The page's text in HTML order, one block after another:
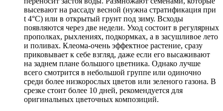
высевают на рассаду весной (нужна стратификация при
t 4°C) или в открытый грунт под зиму. Всходы
появляются через две недели. Уход состоит в регулярных
прополках, рыхлениях, подкормках, а в засушливое лето
и поливах. Клеома-очень эффектное растение, сразу
приковывает к себе взгляд, даже если его высаживают
на заднем плане большого цветника. Однако лучше
всего смотрится в небольшой группе или одиночно
среди более низкорослых цветов или зеленого газона. В
срезке стоит более 10 дней, рекомендуется для
оригинальных цветочных композиций.